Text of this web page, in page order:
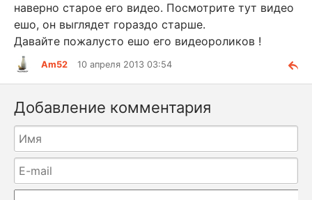
наверно старое его видео. Посмотрите тут видео
ешо, он выглядет гораздо старше.
Давайте пожалусто ешо его видеороликов !
Am52 10 апреля 2013 03:54
Добавление комментария